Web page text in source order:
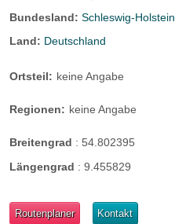
Bundesland: Schleswig-Holstein
Land: Deutschland
Ortsteil: keine Angabe
Regionen: keine Angabe
Breitengrad : 54.802395
Längengrad : 9.455829
Routenplaner Kontakt